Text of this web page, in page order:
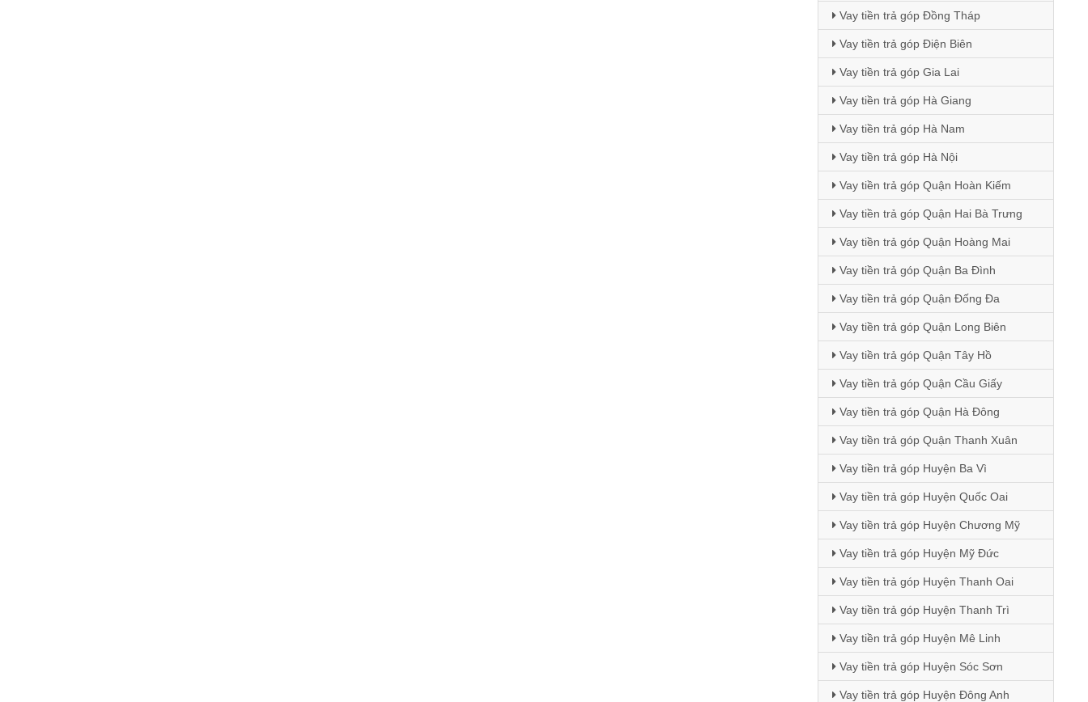
Vay tiền trả góp Đồng Tháp
Vay tiền trả góp Điện Biên
Vay tiền trả góp Gia Lai
Vay tiền trả góp Hà Giang
Vay tiền trả góp Hà Nam
Vay tiền trả góp Hà Nội
Vay tiền trả góp Quận Hoàn Kiếm
Vay tiền trả góp Quận Hai Bà Trưng
Vay tiền trả góp Quận Hoàng Mai
Vay tiền trả góp Quận Ba Đình
Vay tiền trả góp Quận Đống Đa
Vay tiền trả góp Quận Long Biên
Vay tiền trả góp Quận Tây Hồ
Vay tiền trả góp Quận Cầu Giấy
Vay tiền trả góp Quận Hà Đông
Vay tiền trả góp Quận Thanh Xuân
Vay tiền trả góp Huyện Ba Vì
Vay tiền trả góp Huyện Quốc Oai
Vay tiền trả góp Huyện Chương Mỹ
Vay tiền trả góp Huyện Mỹ Đức
Vay tiền trả góp Huyện Thanh Oai
Vay tiền trả góp Huyện Thanh Trì
Vay tiền trả góp Huyện Mê Linh
Vay tiền trả góp Huyện Sóc Sơn
Vay tiền trả góp Huyện Đông Anh